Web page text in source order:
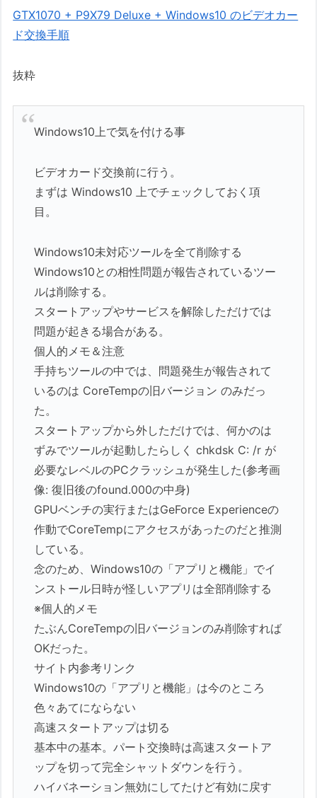
GTX1070 + P9X79 Deluxe + Windows10 のビデオカー
ド交換手順
抜粋
Windows10上で気を付ける事
ビデオカード交換前に行う。
まずは Windows10 上でチェックしておく項
目。
Windows10未対応ツールを全て削除する
Windows10との相性問題が報告されているツー
ルは削除する。
スタートアップやサービスを解除しただけでは
問題が起きる場合がある。
個人的メモ＆注意
手持ちツールの中では、問題発生が報告されて
いるのは CoreTempの旧バージョン のみだっ
た。
スタートアップから外しただけでは、何かのは
ずみでツールが起動したらしく chkdsk C: /r が
必要なレベルのPCクラッシュが発生した(参考画
像: 復旧後のfound.000の中身)
GPUベンチの実行またはGeForce Experienceの
作動でCoreTempにアクセスがあったのだと推測
している。
念のため、Windows10の「アプリと機能」でイ
ンストール日時が怪しいアプリは全部削除する
※個人的メモ
たぶんCoreTempの旧バージョンのみ削除すれば
OKだった。
サイト内参考リンク
Windows10の「アプリと機能」は今のところ
色々あてにならない
高速スタートアップは切る
基本中の基本。パート交換時は高速スタートア
ップを切って完全シャットダウンを行う。
ハイバネーション無効にしてたけど有効に戻す